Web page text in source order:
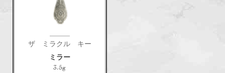
ザ ミラクル キー
ミラー
3.5g